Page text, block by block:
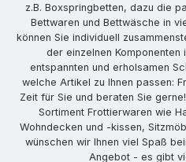
z.B. Boxspringbetten, dazu die
Bettwaren und Bettwäsche in
können Sie individuell
der einzelnen
entspannten und erholsamen
welche Artikel zu Ihnen passen:
Zeit für Sie und beraten Sie
Sortiment Frottierwaren wie
Wohndecken und -kissen,
wünschen wir Ihnen viel Spaß
Angebot - es gibt